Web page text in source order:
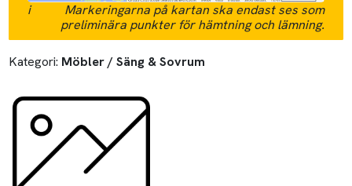
i
Markeringarna på kartan ska endast ses som
preliminära punkter för hämtning och lämning.
Kategori: Möbler / Säng & Sovrum